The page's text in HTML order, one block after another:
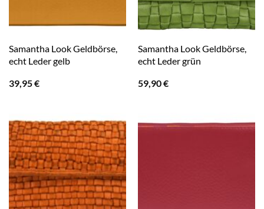
Samantha Look Geldbörse,
echt Leder gelb
39,95€
Samantha Look Geldbörse,
echt Leder grün
59,90€